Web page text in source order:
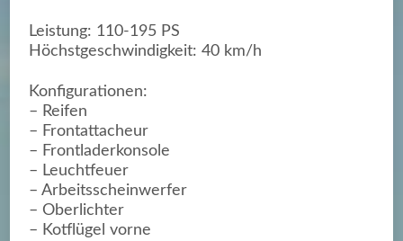
Leistung: 110-195 PS
Höchstgeschwindigkeit: 40 km/h
Konfigurationen:
– Reifen
– Frontattacheur
– Frontladerkonsole
– Leuchtfeuer
– Arbeitsscheinwerfer
– Oberlichter
– Kotflügel vorne